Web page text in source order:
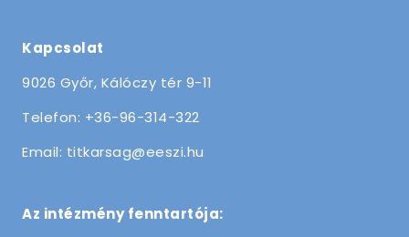
Kapcsolat
9026 Győr, Kálóczy tér 9-11
Telefon: +36-96-314-322
Email: titkarsag@eeszi.hu
Az intézmény fenntartója: